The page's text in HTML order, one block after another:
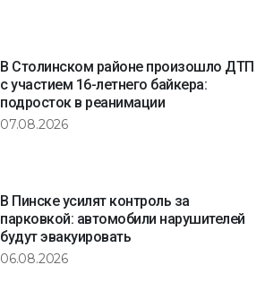
В Столинском районе произошло ДТП
с участием 16-летнего байкера:
подросток в реанимации
07.08.2026
В Пинске усилят контроль за
парковкой: автомобили нарушителей
будут эвакуировать
06.08.2026